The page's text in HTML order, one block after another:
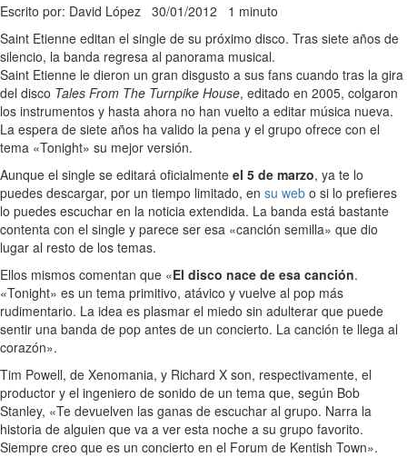
Escrito por: David López 30/01/2012 1 minuto
Saint Etienne editan el single de su próximo disco. Tras siete años de
silencio, la banda regresa al panorama musical.
Saint Etienne le dieron un gran disgusto a sus fans cuando tras la gira
del disco Tales From The Turnpike House, editado en 2005, colgaron
los instrumentos y hasta ahora no han vuelto a editar música nueva.
La espera de siete años ha valido la pena y el grupo ofrece con el
tema «Tonight» su mejor versión.
Aunque el single se editará oficialmente el 5 de marzo, ya te lo
puedes descargar, por un tiempo limitado, en su web o si lo prefieres
lo puedes escuchar en la noticia extendida. La banda está bastante
contenta con el single y parece ser esa «canción semilla» que dio
lugar al resto de los temas.
Ellos mismos comentan que «El disco nace de esa canción.
«Tonight» es un tema primitivo, atávico y vuelve al pop más
rudimentario. La idea es plasmar el miedo sin adulterar que puede
sentir una banda de pop antes de un concierto. La canción te llega al
corazón».
Tim Powell, de Xenomania, y Richard X son, respectivamente, el
productor y el ingeniero de sonido de un tema que, según Bob
Stanley, «Te devuelven las ganas de escuchar al grupo. Narra la
historia de alguien que va a ver esta noche a su grupo favorito.
Siempre creo que es un concierto en el Forum de Kentish Town».